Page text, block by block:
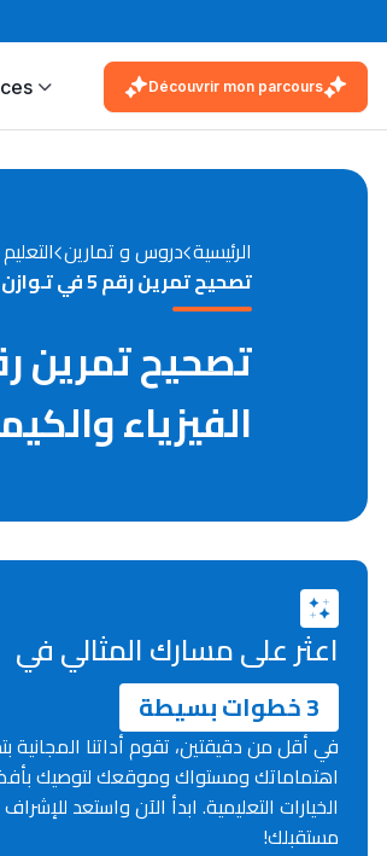
Découvrir mon parcours
الرئيسية دروس و تمارين
تصحيح تمرين رقم 5 في تـوازن جـسـم صـلـب قـابـل للـدوران حـول مـحـور ثـابـت مادة الفيزياء والكيمياء الجذع المشترك العلمي
الفيزياء
اعثر على مسارك المثالي في
3 خطوات بسيطة
في أقل من دقيقتين، تقوم أداتنا المجانية
اهتماماتك ومستواك وموقعك لتوصيك
الخيارات التعليمية. ابدأ الآن واستعد
مستقبلك!